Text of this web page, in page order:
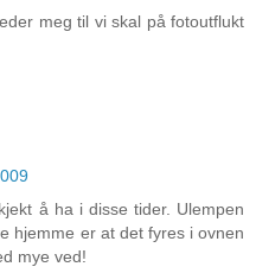
meg til vi skal på fotoutflukt
å ha i disse tider. Ulempen
hjemme er at det fyres i ovnen
mye ved!